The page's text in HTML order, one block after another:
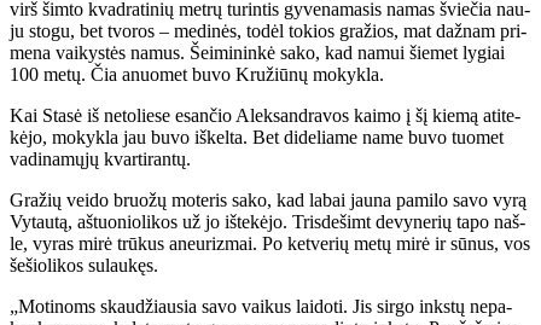
virš šim­to kvad­ra­ti­nių met­rų tu­rin­tis gy­ve­na­ma­sis na­mas švie­čia nau­
ju sto­gu, bet tvo­ros – me­di­nės, to­dėl to­kios gra­žios, mat daž­nam pri­
me­na vai­kys­tės na­mus. Šei­mi­nin­kė sa­ko, kad na­mui šie­met ly­giai
100 me­tų. Čia anuo­met bu­vo Kru­žiū­nų mo­kyk­la.
Kai Sta­sė iš ne­to­lie­se esan­čio Alek­san­dra­vos kai­mo į šį kie­mą ati­te­
kė­jo, mo­kyk­la jau bu­vo iš­kel­ta. Bet di­de­lia­me na­me bu­vo tuo­met
va­di­na­mų­jų kvar­ti­ran­tų.
Gra­žių vei­do bruo­žų mo­te­ris sa­ko, kad la­bai jau­na pa­mi­lo sa­vo vy­rą
Vy­tau­tą, aš­tuo­nio­li­kos už jo iš­te­kė­jo. Tris­de­šimt de­vy­ne­rių ta­po naš­
le, vy­ras mi­rė trū­kus aneu­riz­mai. Po ket­ve­rių me­tų mi­rė ir sū­nus, vos
še­šio­li­kos su­lau­kęs.
„Mo­ti­noms skau­džiau­sia sa­vo vai­kus lai­do­ti. Jis sir­go inks­tų ne­pa­